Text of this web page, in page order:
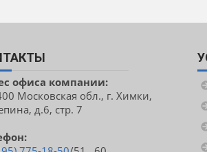
офиса компании:
Московская обл., г. Химки,
д.6, стр. 7